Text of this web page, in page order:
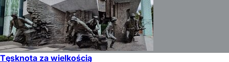
Tęsknota za wielkością